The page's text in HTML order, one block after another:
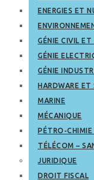
ENERGIES ET
GÉNIE CIVIL ET
GÉNIE
GÉNIE
HARDWARE ET
MARINE
MÉCANIQUE
PÉTRO-CHIMIE
TÉLÉCOM –
JURIDIQUE
DROIT FISCAL